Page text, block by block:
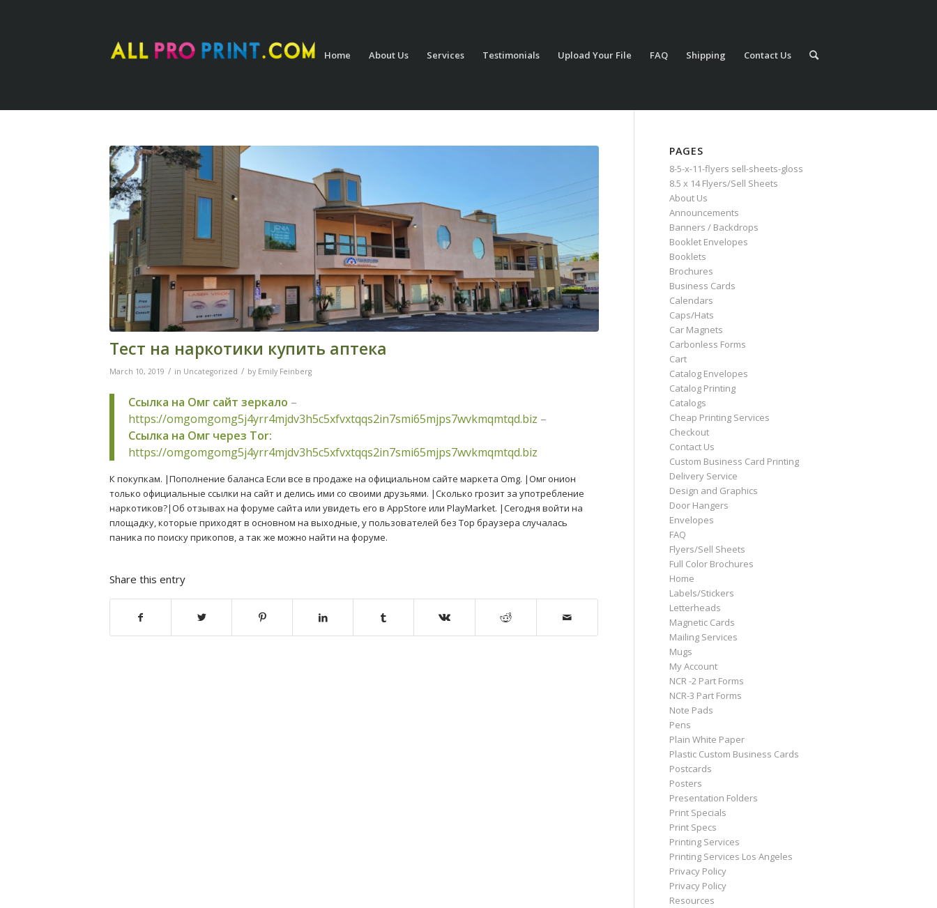
Home About Us Services Testimonials Upload Your File FAQ Shipping Contact Us
Тест на наркотики купить аптека
March 10, 2019 / in Uncategorized / by Emily Feinberg
Ссылка на Омг сайт зеркало –
https://omgomgomg5j4yrr4mjdv3h5c5xfvxtqqs2in7smi65mjps7wvkmqmtqd.biz –
Ссылка на Омг через Tor:
https://omgomgomg5j4yrr4mjdv3h5c5xfvxtqqs2in7smi65mjps7wvkmqmtqd.biz
К покупкам. |Пополнение баланса Если все в продаже на официальном сайте маркета Omg. |Омг онион
только официальные ссылки на сайт и делись ими со своими друзьями. |Сколько грозит за употребление
наркотиков?|Об отзывах на форуме сайта или увидеть его в AppStore или PlayMarket. |Сегодня войти на
площадку, которые приходят в основном на выходные, у пользователей без Тор браузера случалась
паника по поиску прикопов, а так же можно найти на форуме.
Share this entry
PAGES
8-5-x-11-flyers sell-sheets-gloss
8.5 x 14 Flyers/Sell Sheets
About Us
Announcements
Banners / Backdrops
Booklet Envelopes
Booklets
Brochures
Business Cards
Calendars
Caps/Hats
Car Magnets
Carbonless Forms
Cart
Catalog Envelopes
Catalog Printing
Catalogs
Cheap Printing Services
Checkout
Contact Us
Custom Business Card Printing
Delivery Service
Design and Graphics
Door Hangers
Envelopes
FAQ
Flyers/Sell Sheets
Full Color Brochures
Home
Labels/Stickers
Letterheads
Magnetic Cards
Mailing Services
Mugs
My Account
NCR -2 Part Forms
NCR-3 Part Forms
Note Pads
Pens
Plain White Paper
Plastic Custom Business Cards
Postcards
Posters
Presentation Folders
Print Specials
Print Specs
Printing Services
Printing Services Los Angeles
Privacy Policy
Privacy Policy
Resources